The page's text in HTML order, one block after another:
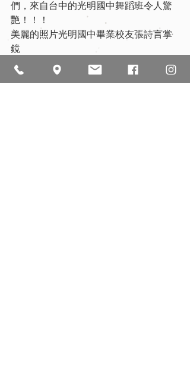
們，來自台中的光明國中舞蹈班令人驚
艷！！！
美麗的照片光明國中畢業校友張詩言掌
鏡 ​
期待大家更多的成長，成為舞空的下一
代